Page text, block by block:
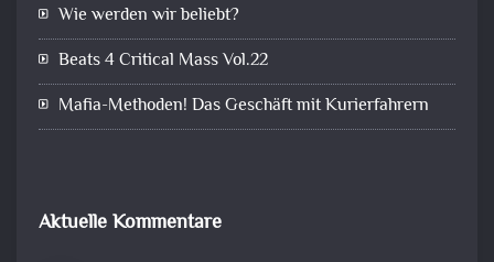
Wie werden wir beliebt?
Beats 4 Critical Mass Vol.22
Mafia-Methoden! Das Geschäft mit Kurierfahrern
Aktuelle Kommentare